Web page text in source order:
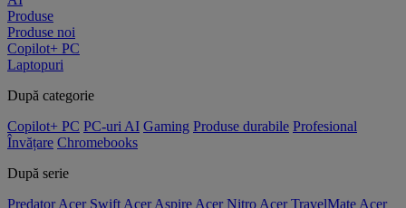
Produse
Produse noi
Copilot+ PC
Laptopuri
După categorie
Copilot+ PC PC-uri AI Gaming Produse durabile Profesional
Învățare Chromebooks
După serie
Predator Acer Swift Acer Aspire Acer Nitro Acer TravelMate Acer